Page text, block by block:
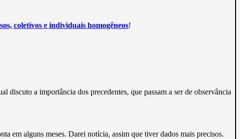
coletivos e individuais homogêneos!
discuto a importância dos precedentes, que passam a ser de observância
em alguns meses. Darei notícia, assim que tiver dados mais precisos.